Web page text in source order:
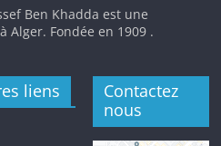
Ben Khadda est une
Alger. Fondée en 1909 .
liens
Contactez
nous